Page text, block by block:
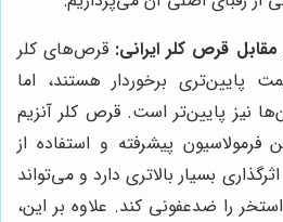
قرص کلر ایرانی: قرص‌های کلر
پایین‌تری برخوردار هستند، اما
نیز پایین‌تر است. قرص کلر آنزیم
فرمولاسیون پیشرفته و استفاده از
بسیار بالاتری دارد و می‌تواند
را ضدعفونی کند. علاوه بر این،